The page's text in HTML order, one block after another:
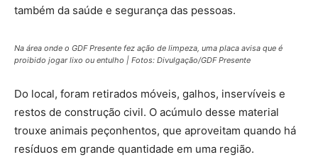
também da saúde e segurança das pessoas.
Na área onde o GDF Presente fez ação de limpeza, uma placa avisa que é
proibido jogar lixo ou entulho | Fotos: Divulgação/GDF Presente
Do local, foram retirados móveis, galhos, inservíveis e
restos de construção civil. O acúmulo desse material
trouxe animais peçonhentos, que aproveitam quando há
resíduos em grande quantidade em uma região.